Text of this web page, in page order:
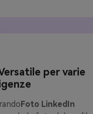
per varie
Foto LinkedIn